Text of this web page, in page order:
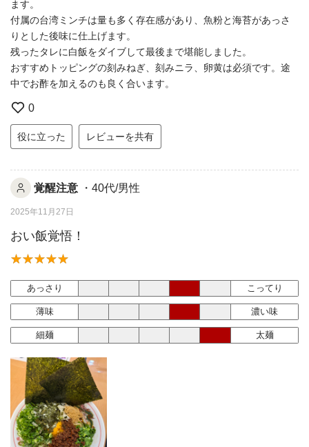
ます。
付属の台湾ミンチは量も多く存在感があり、魚粉と海苔があっさ
りとした後味に仕上げます。
残ったタレに白飯をダイブして最後まで堪能しました。
おすすめトッピングの刻みねぎ、刻みニラ、卵黄は必須です。途
中でお酢を加えるのも良く合います。
0
役に立った レビューを共有
覚醒注意 ・40代/男性
2025年11月27日
おい飯覚悟！
あっさり こってり
薄味 濃い味
細麺 太麺